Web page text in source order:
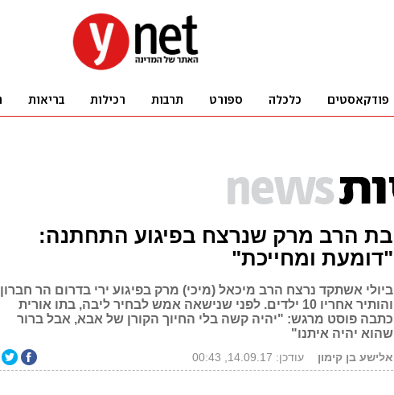
בת הרב מרק שנרצח בפיגוע התחתנה:
"דומעת ומחייכת"
ביולי אשתקד נרצח הרב מיכאל (מיכי) מרק בפיגוע ירי בדרום הר חברון
והותיר אחריו 10 ילדים. לפני שנישאה אמש לבחיר ליבה, בתו אורית
כתבה פוסט מרגש: "יהיה קשה בלי החיוך הקורן של אבא, אבל ברור
שהוא יהיה איתנו"
אלישע בן קימון עודכן: 14.09.17, 00:43